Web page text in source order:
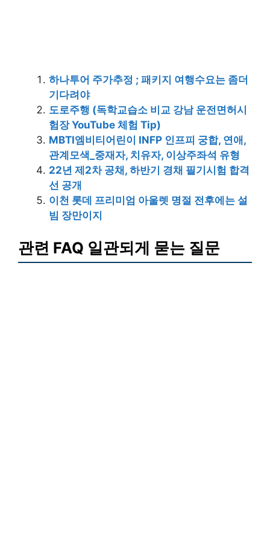
하나투어 주가추정 ; 패키지 여행수요는 좀더
기다려야
도로주행 (독학교습소 비교 강남 운전면허시
험장 YouTube 체험 Tip)
MBTI엠비티어린이 INFP 인프피 궁합, 연애,
관계모색_중재자, 치유자, 이상주좌석 유형
22년 제2차 공채, 하반기 경채 필기시험 합격
선 공개
이천 롯데 프리미엄 아울렛 명절 전후에는 설
빔 장만이지
관련 FAQ 일관되게 묻는 질문